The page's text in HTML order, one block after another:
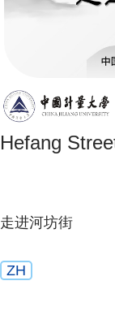
Hefang
走进河坊街
ZH